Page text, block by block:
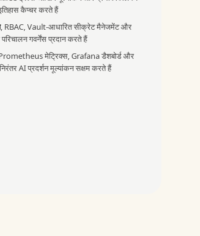
कैप्चर करते हैं
, RBAC, Vault-आधारित सीक्रेट मैनेजमेंट और
गवर्नेंस प्रदान करते हैं
मेट्रिक्स, Grafana डैशबोर्ड और
AI प्रदर्शन मूल्यांकन सक्षम करते हैं